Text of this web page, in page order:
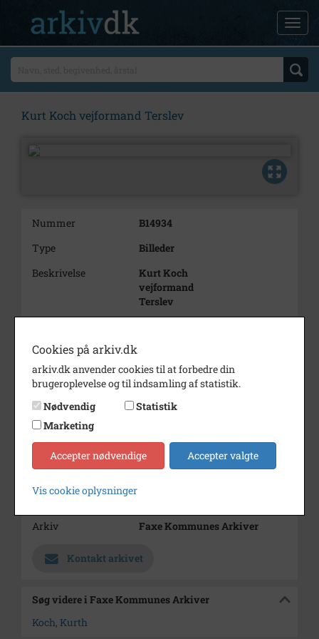
Kurt Koch vejformand Terslev
Nummer
B14934
Type
Billeder
Beskrivelse
Kurt Koch
vejformand
Terslev
Dateringsnote
Fotograf
Ukendt
Størrelse
10x7
Materiale
Se på kort
Arkiv
Faxe Kommunes Arkiver
Kontakt arkivet
Søg videre i Faxe Kommunes Arkiver
Koch, Kurth
Cookies på arkiv.dk
arkiv.dk anvender cookies til at forbedre din
brugeroplevelse og til indsamling af statistik.
Nødvendig
Statistik
Marketing
Accepter nødvendige Accepter valgte
Vis cookie oplysninger